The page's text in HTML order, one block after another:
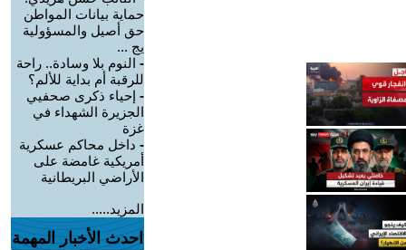
حماية بيانات المواطن
حق أصيل والمسؤولية
يج ...
- النوم بلا وسادة.. راحة
للرقبة أم بداية للألم؟
- إحياء ذكرى صحفيي
الجزيرة الشهداء في
غزة
- داخل محاكم عسكرية
أمريكية غامضة على
الأراضي البريطانية
المزيد.....
احدث الأخبار المهمة